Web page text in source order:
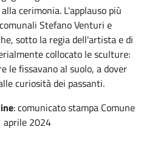
cerimonia. L'applauso più
Stefano Venturi e
sotto la regia dell'artista e di
collocato le sculture:
le fissavano al suolo, a dover
curiosità dei passanti.
: comunicato stampa Comune
aprile 2024